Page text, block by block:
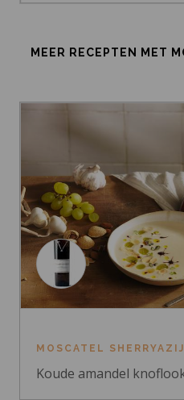
MEER RECEPTEN MET
MOSCATEL
Koude amandel